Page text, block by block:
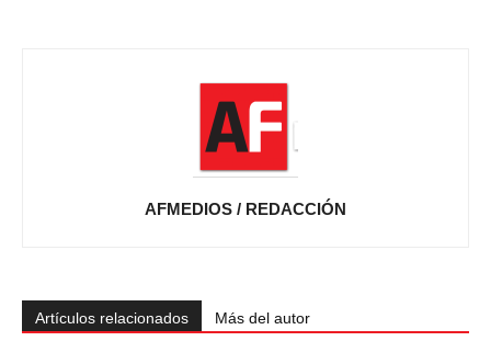
AFMEDIOS / REDACCIÓN
Artículos relacionados Más del autor